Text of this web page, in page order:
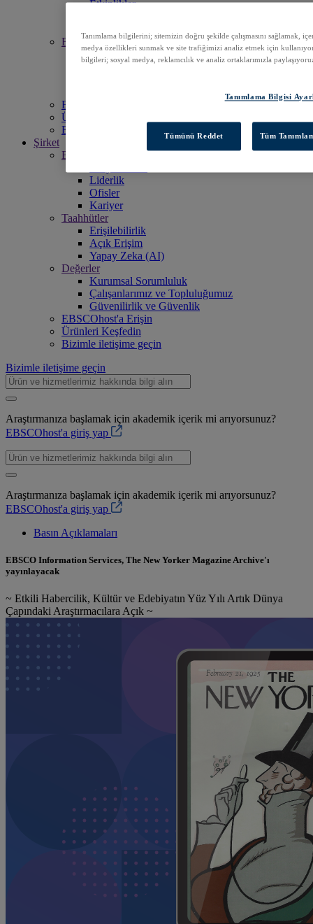
Etkinlikler
Bilginizi artırın
Destek
EBSCO Academy
EBSCOhost'a Erişin
Ürünleri Keşfedin
Bizimle iletişime geçin
Şirket
Biz Kimiz?
Liderlik
Ofisler
Kariyer
Taahhütler
Erişilebilirlik
Açık Erişim
Yapay Zeka (AI)
Değerler
Kurumsal Sorumluluk
Çalışanlarımız ve Topluluğumuz
Güvenilirlik ve Güvenlik
EBSCOhost'a Erişin
Ürünleri Keşfedin
Bizimle iletişime geçin
Bizimle iletişime geçin
Araştırmanıza başlamak için akademik içerik mi arıyorsunuz?
EBSCOhost'a giriş yap
Araştırmanıza başlamak için akademik içerik mi arıyorsunuz?
EBSCOhost'a giriş yap
Basın Açıklamaları
EBSCO Information Services, The New Yorker Magazine Archive'ı
yayınlayacak
~ Etkili Habercilik, Kültür ve Edebiyatın Yüz Yılı Artık Dünya
Çapındaki Araştırmacılara Açık ~
Tanımlama bilgilerini; sitemizin doğru şekilde çalışmasını sağlamak,
medya özellikleri sunmak ve site trafiğimizi analiz etmek için
bilgileri; sosyal medya, reklamcılık ve analiz ortaklarımızla
Tanımlama Bilgisi
Tümünü Reddet Tüm